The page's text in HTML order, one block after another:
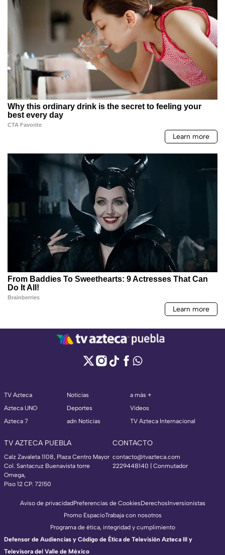
TV Azteca
Azteca UNO
Azteca 7
Noticias
Deportes
adn Noticias
a más +
Videos
TV Azteca Internacional
TV AZTECA PUEBLA
Calz Zavaleta 1108, Plaza Centro Mayor
Col. Santacruz Buenavista torre
Omega,
Piso 12 CP. 72150
CONTACTO
contacto@tvazteca.com
2229448140 | Conmutador
Aviso de privacidadPreferencias de CookiesDerechosInversionistas
Promo EspacioTrabaja con nosotros
Programa de ética, integridad y cumplimiento
Defensor de Audiencias y Código de Ética de Televisión Azteca III y
Televisora del Valle de México